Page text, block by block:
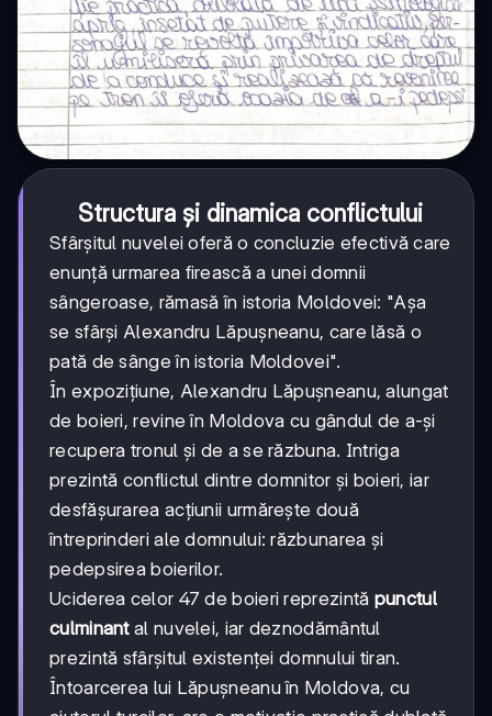
Structura și dinamica conflictului
Sfârșitul nuvelei oferă o concluzie efectivă care
enunță urmarea firească a unei domnii
sângeroase, rămasă în istoria Moldovei: "Așa
se sfârși Alexandru Lăpușneanu, care lăsă o
pată de sânge în istoria Moldovei".
În expozițiune, Alexandru Lăpușneanu, alungat
de boieri, revine în Moldova cu gândul de a-și
recupera tronul și de a se răzbuna. Intriga
prezintă conflictul dintre domnitor și boieri, iar
desfășurarea acțiunii urmărește două
întreprinderi ale domnului: răzbunarea și
pedepsirea boierilor.
Uciderea celor 47 de boieri reprezintă punctul
culminantal nuvelei, iar deznodământul
prezintă sfârșitul existenței domnului tiran.
Întoarcerea lui Lăpușneanu în Moldova, cu